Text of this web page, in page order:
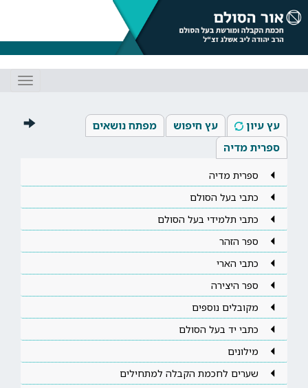
עץ עיון עץ חיפוש
מפתח נושאים
ספרית מדיה
ספרית מדיה
כתבי בעל הסולם
כתבי תלמידי בעל הסולם
ספר הזהר
כתבי הארי
ספר היצירה
מקובלים נוספים
כתבי יד בעל הסולם
מילונים
שערים לחכמת הקבלה למתחילים